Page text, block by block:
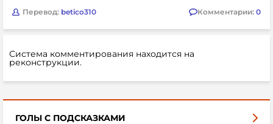
Перевод: betico310 Комментарии: 0
Система комментирования находится на
реконструкции.
ГОЛЫ С ПОДСКАЗКАМИ